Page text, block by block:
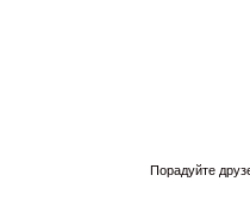
Порадуйте